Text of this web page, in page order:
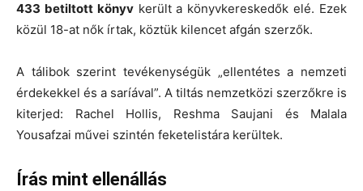
433 betiltott könyvkerült a könyvkereskedők elé. Ezek
közül 18-at nők írtak, köztük kilencet afgán szerzők.
A tálibok szerint tevékenységük „ellentétes a nemzeti
érdekekkel és a saríával”. A tiltás nemzetközi szerzőkre is
kiterjed: Rachel Hollis, Reshma Saujani és Malala
Yousafzai művei szintén feketelistára kerültek.
Írás mint ellenállás